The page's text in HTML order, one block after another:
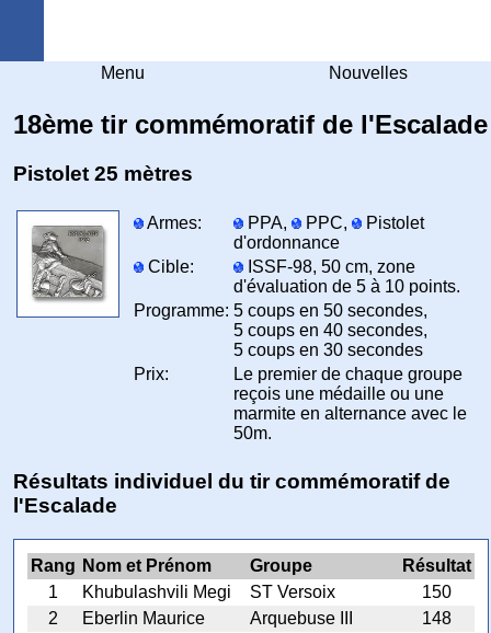
Menu Nouvelles
18ème tir commémoratif de l'Escalade
Pistolet 25 mètres
Armes: PPA, PPC,
Pistolet
d'ordonnance
Cible:
ISSF-98, 50 cm, zone
d'évaluation de 5 à 10 points.
Programme: 5 coups en 50 secondes,
5 coups en 40 secondes,
5 coups en 30 secondes
Prix:
Le premier de chaque groupe
reçois une médaille ou une
marmite en alternance avec le
50m.
Résultats individuel du tir commémoratif de
l'Escalade
Rang Nom et Prénom Groupe
Résultat
1
Khubulashvili Megi ST Versoix
150
2
Eberlin Maurice Arquebuse III
148